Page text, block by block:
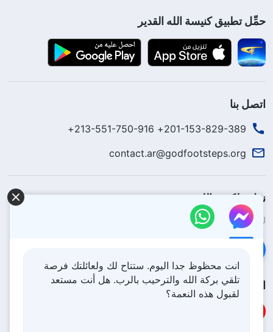
حمِّل تطبيق كنيسة الله القدير
اتصل بنا
201-153-829-389+ 213-551-750-916+
contact.ar@godfootsteps.org
نزل ملكوت الله.
لقد نزلت المملكة بالفعل إلى الأرض! هل تريد دخوله؟
اتبعنا
انت محظوظ جدا اليوم. ستتاح لك ولعائلتك فرصة
تلقي بركة الله والترحيب بالرب. هل أنت مستعد
لقبول هذه النعمة؟